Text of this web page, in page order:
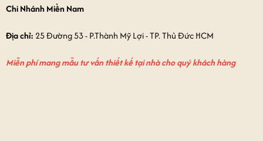
Chi Nhánh Miền Nam
Địa chỉ: 25 Đường 53 - P.Thành Mỹ Lợi - TP. Thủ Đức HCM
Miễn phí mang mẫu tư vấn thiết kế tại nhà cho quý khách hàng